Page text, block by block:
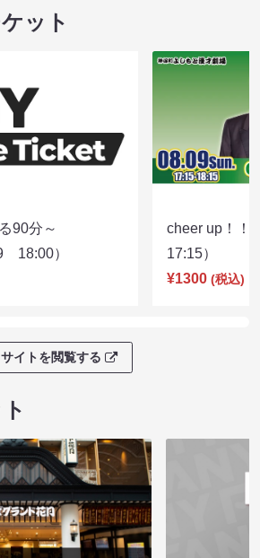
ット
90分～
18:00）
cheer up！
17:15）
¥1300 (税込)
サイトを閲覧する